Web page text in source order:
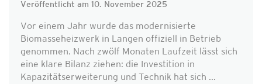
Veröffentlicht am 10. November 2025
Vor einem Jahr wurde das modernisierte
Biomasseheizwerk in Langen offiziell in Betrieb
genommen. Nach zwölf Monaten Laufzeit lässt sich
eine klare Bilanz ziehen: die Investition in
Kapazitätserweiterung und Technik hat sich ...